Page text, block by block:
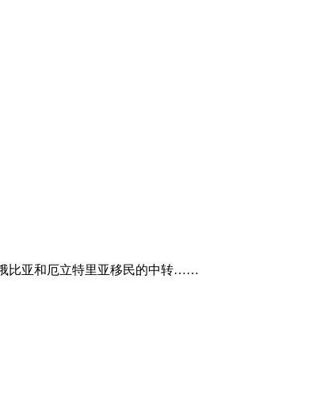
比亚和厄立特里亚移民的中转……